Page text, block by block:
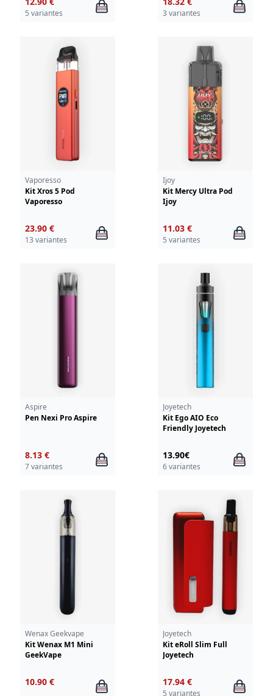
5 variantes 3 variantes
Vaporesso
Kit Xros 5 Pod
Vaporesso
23.90 €
13 variantes
Ijoy
Kit Mercy Ultra Pod
Ijoy
11.03 €
5 variantes
Aspire
Pen Nexi Pro Aspire
8.13 €
7 variantes
Joyetech
Kit Ego AIO Eco
Friendly Joyetech
13.90€
6 variantes
Wenax Geekvape
Kit Wenax M1 Mini
GeekVape
10.90 €
Joyetech
Kit eRoll Slim Full
Joyetech
17.94 €
5 variantes